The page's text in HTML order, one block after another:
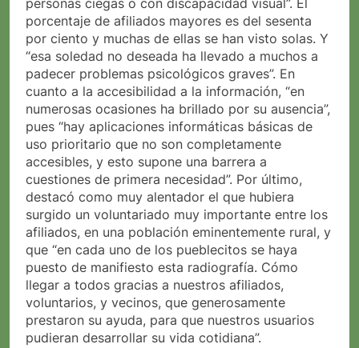
personas ciegas o con discapacidad visual”. El
porcentaje de afiliados mayores es del sesenta
por ciento y muchas de ellas se han visto solas. Y
“esa soledad no deseada ha llevado a muchos a
padecer problemas psicológicos graves”. En
cuanto a la accesibilidad a la información, “en
numerosas ocasiones ha brillado por su ausencia”,
pues “hay aplicaciones informáticas básicas de
uso prioritario que no son completamente
accesibles, y esto supone una barrera a
cuestiones de primera necesidad”. Por último,
destacó como muy alentador el que hubiera
surgido un voluntariado muy importante entre los
afiliados, en una población eminentemente rural, y
que “en cada uno de los pueblecitos se haya
puesto de manifiesto esta radiografía. Cómo
llegar a todos gracias a nuestros afiliados,
voluntarios, y vecinos, que generosamente
prestaron su ayuda, para que nuestros usuarios
pudieran desarrollar su vida cotidiana”.